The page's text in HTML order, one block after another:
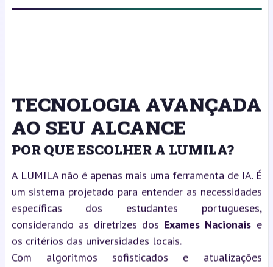
TECNOLOGIA AVANÇADA
AO SEU ALCANCE
POR QUE ESCOLHER A LUMILA?
A LUMILA não é apenas mais uma ferramenta de IA. É
um sistema projetado para entender as necessidades
específicas dos estudantes portugueses,
considerando as diretrizes dos Exames Nacionais e
os critérios das universidades locais.
Com algoritmos sofisticados e atualizações